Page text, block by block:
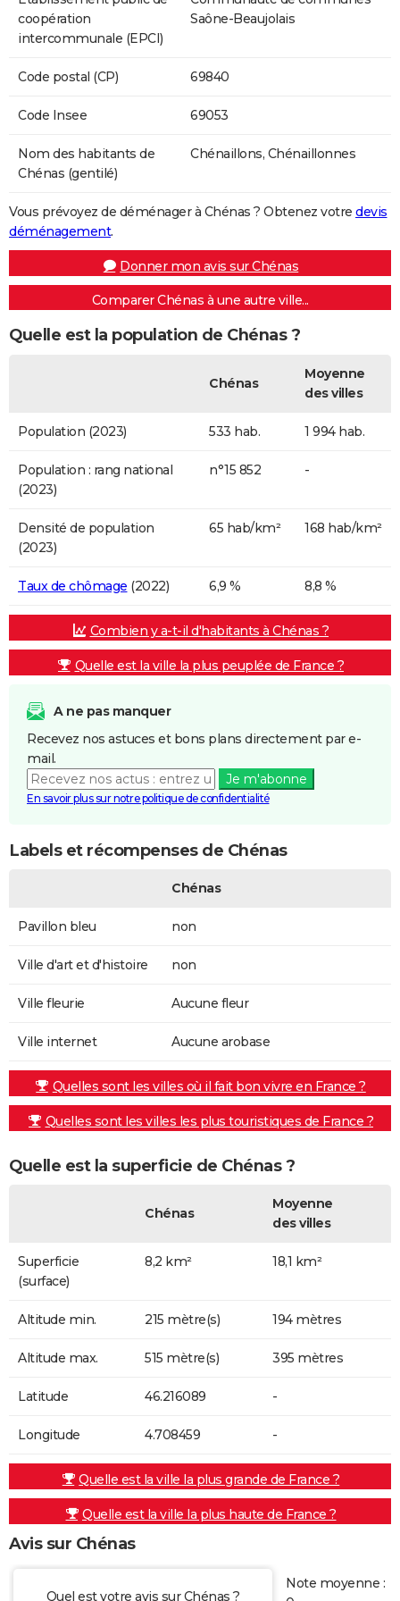
coopération
intercommunale (EPCI)
Saône-Beaujolais
Code postal (CP) 69840
Code Insee 69053
Nom des habitants de
Chénas (gentilé)
Chénaillons, Chénaillonnes
Vous prévoyez de déménager à Chénas ? Obtenez votre devis
déménagement.
Donner mon avis sur Chénas
Comparer Chénas à une autre ville...
Quelle est la population de Chénas ?
Chénas
Moyenne
des villes
Population (2023) 533 hab. 1 994 hab.
Population : rang national
(2023)
n°15 852 -
Densité de population
(2023)
65 hab/km² 168 hab/km²
Taux de chômage (2022) 6,9 % 8,8 %
Combien y a-t-il d'habitants à Chénas ?
Quelle est la ville la plus peuplée de France ?
A ne pas manquer
Recevez nos astuces et bons plans directement par e-
mail.
Je m'abonne
En savoir plus sur notre politique de confidentialité
Labels et récompenses de Chénas
Chénas
Pavillon bleu non
Ville d'art et d'histoire non
Ville fleurie Aucune fleur
Ville internet Aucune arobase
Quelles sont les villes où il fait bon vivre en France ?
Quelles sont les villes les plus touristiques de France ?
Quelle est la superficie de Chénas ?
Chénas
Moyenne
des villes
Superficie
(surface)
8,2 km² 18,1 km²
Altitude min. 215 mètre(s) 194 mètres
Altitude max. 515 mètre(s) 395 mètres
Latitude 46.216089 -
Longitude 4.708459 -
Quelle est la ville la plus grande de France ?
Quelle est la ville la plus haute de France ?
Avis sur Chénas
Quel est votre avis sur Chénas ?
Note moyenne :